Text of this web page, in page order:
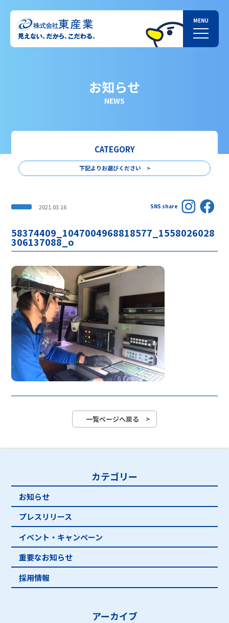
お知らせ
NEWS
CATEGORY
下記よりお選びください >
2021.03.16 SNS share
58374409_1047004968818577_1558026028
306137088_o
一覧ページへ戻る >
カテゴリー
お知らせ
プレスリリース
イベント・キャンペーン
重要なお知らせ
採用情報
アーカイブ